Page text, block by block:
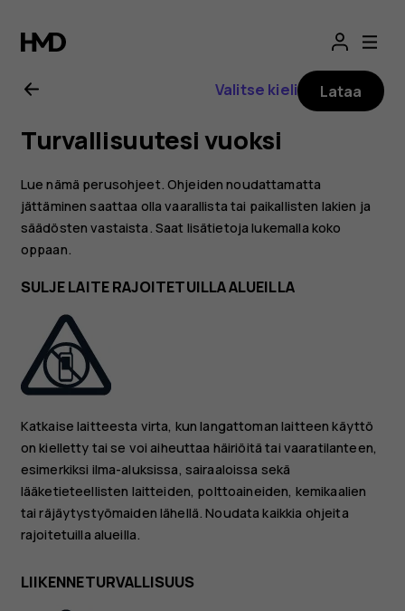
Nokia
T20
käyttöopas
Valitse kieli Lataa
Turvallisuutesi vuoksi
Lue nämä perusohjeet. Ohjeiden noudattamatta
jättäminen saattaa olla vaarallista tai paikallisten lakien ja
säädösten vastaista. Saat lisätietoja lukemalla koko
oppaan.
SULJE LAITE RAJOITETUILLA ALUEILLA
Katkaise laitteesta virta, kun langattoman laitteen käyttö
on kielletty tai se voi aiheuttaa häiriöitä tai vaaratilanteen,
esimerkiksi ilma-aluksissa, sairaaloissa sekä
lääketieteellisten laitteiden, polttoaineiden, kemikaalien
tai räjäytystyömaiden lähellä. Noudata kaikkia ohjeita
rajoitetuilla alueilla.
LIIKENNETURVALLISUUS